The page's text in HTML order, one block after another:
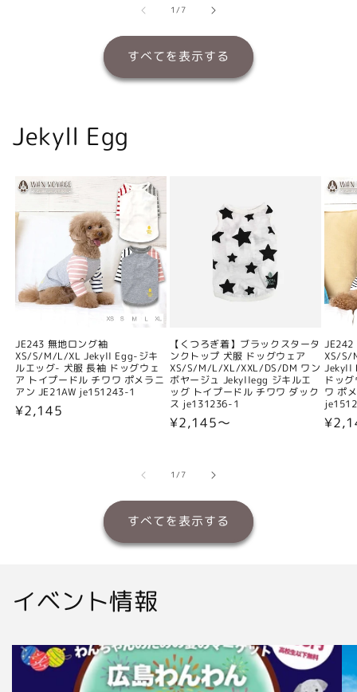
格
1/の
7
すべてを表示する
Jekyll Egg
JE243 無地ロング袖
XS/S/M/L/XL Jekyll Egg-ジキ
ルエッグ- 犬服 長袖 ドッグウェ
ア トイプードル チワワ ポメラニ
アン JE21AW je151243-1
通
¥2,145
【くつろぎ着】ブラックスタータ
ンクトップ 犬服 ドッグウェア
XS/S/M/L/XL/XXL/DS/DM ワン
ボヤージュ Jekyllegg ジキルエ
ッグ トイプードル チワワ ダック
ス je131236-1
通
格
¥2,145〜
JE242
XS/S/
Jekyll
ドッ
ワ ポ
通
1/の
7
すべてを表示する
イベント情報